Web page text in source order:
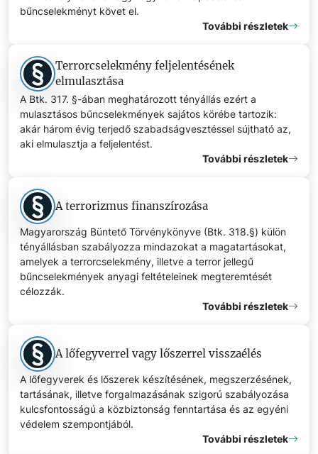
bűncselekményt követ el.
További részletek
Terrorcselekmény feljelentésének
elmulasztása
A Btk. 317. §-ában meghatározott tényállás ezért a
mulasztásos bűncselekmények sajátos körébe tartozik:
akár három évig terjedő szabadságvesztéssel sújtható az,
aki elmulasztja a feljelentést.
További részletek
A terrorizmus finanszírozása
Magyarország Büntető Törvénykönyve (Btk. 318.§) külön
tényállásban szabályozza mindazokat a magatartásokat,
amelyek a terrorcselekmény, illetve a terror jellegű
bűncselekmények anyagi feltételeinek megteremtését
célozzák.
További részletek
A lőfegyverrel vagy lőszerrel visszaélés
A lőfegyverek és lőszerek készítésének, megszerzésének,
tartásának, illetve forgalmazásának szigorú szabályozása
kulcsfontosságú a közbiztonság fenntartása és az egyéni
védelem szempontjából.
További részletek